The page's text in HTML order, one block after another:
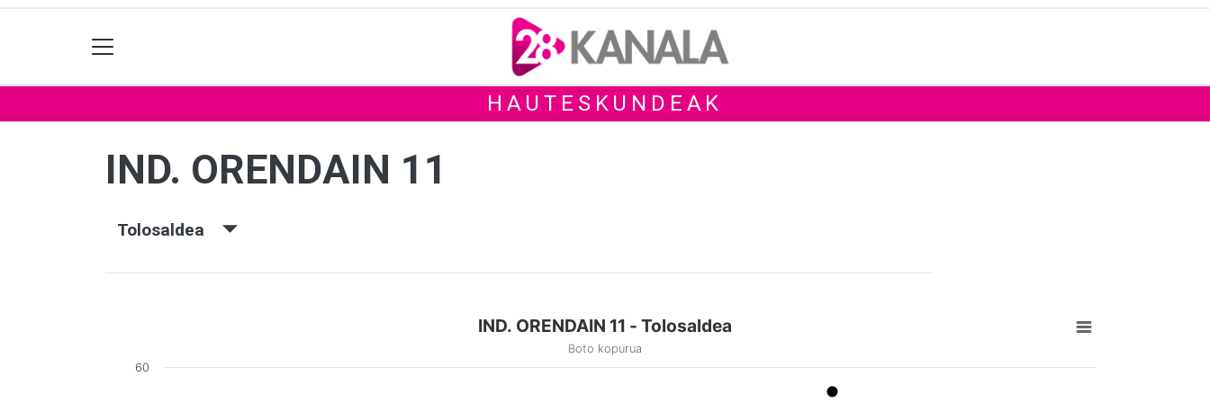
HAUTESKUNDEAK
IND. ORENDAIN 11
Tolosaldea
IND. ORENDAIN 11 - Tolosaldea
Boto kopurua
60